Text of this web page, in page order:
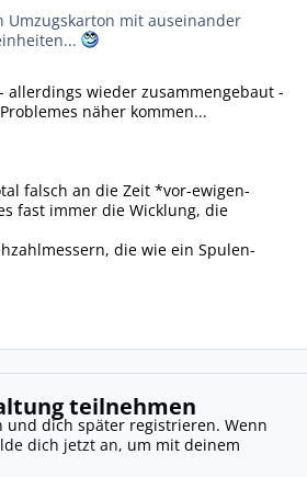
Umzugskarton mit auseinander
- allerdings wieder zusammengebaut -
näher kommen...
falsch an die Zeit *vor-ewigen-
fast immer die Wicklung, die
die wie ein Spulen-
teilnehmen
und dich später registrieren. Wenn
dich jetzt an, um mit deinem